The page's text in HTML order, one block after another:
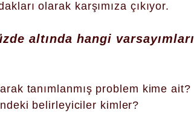
olarak karşımıza çıkıyor.
altında hangi varsayımları
tanımlanmış problem kime ait?
belirleyiciler kimler?